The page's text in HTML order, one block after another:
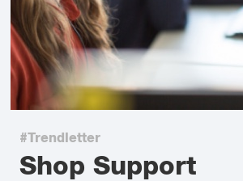
#Trendletter
Shop Support